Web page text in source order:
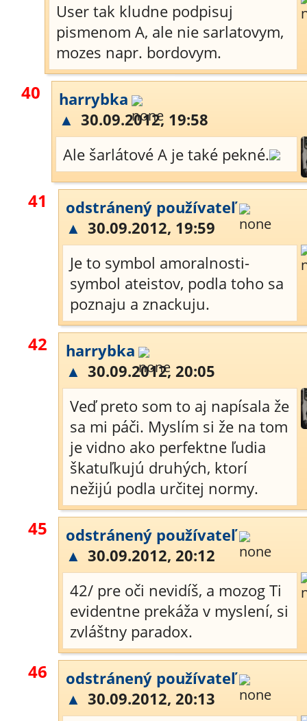
User tak kludne podpisuj
pismenom A, ale nie sarlatovym,
mozes napr. bordovym.
40
harrybka
▲ 30.09.2012, 19:58
Ale šarlátové A je také pekné.
41
odstránený používateľ
▲ 30.09.2012, 19:59
Je to symbol amoralnosti-
symbol ateistov, podla toho sa
poznaju a znackuju.
42
harrybka
▲ 30.09.2012, 20:05
Veď preto som to aj napísala že
sa mi páči. Myslím si že na tom
je vidno ako perfektne ľudia
škatuľkujú druhých, ktorí
nežijú podla určitej normy.
45
odstránený používateľ
▲ 30.09.2012, 20:12
42/ pre oči nevidíš, a mozog Ti
evidentne prekáža v myslení, si
zvláštny paradox.
46
odstránený používateľ
▲ 30.09.2012, 20:13